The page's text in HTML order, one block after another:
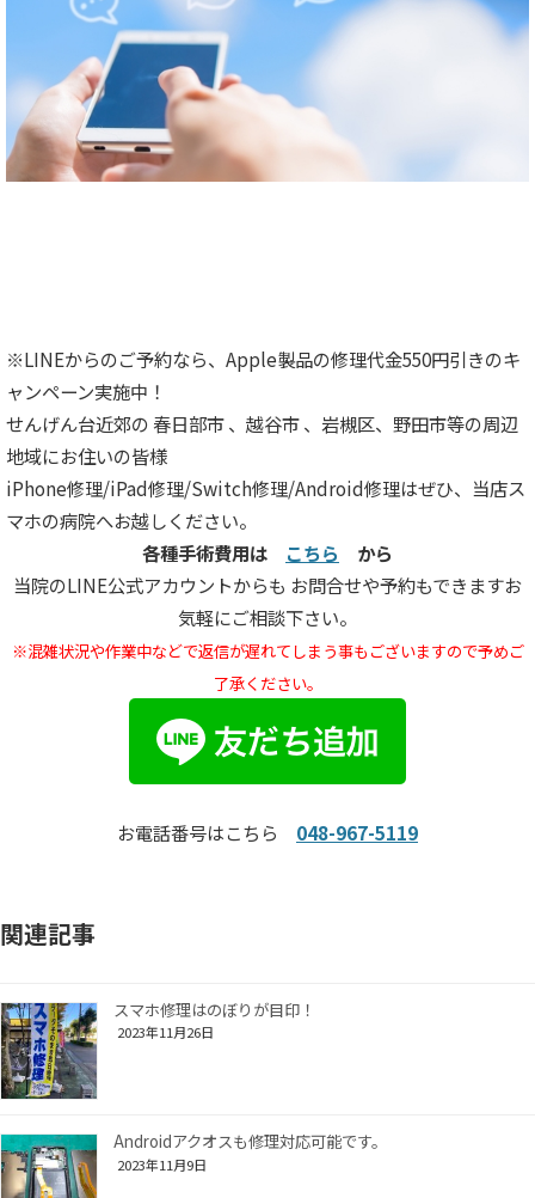
※LINEからのご予約なら、Apple製品の修理代金550円引きのキ
ャンペーン実施中！
せんげん台近郊の 春日部市 、越谷市 、岩槻区、野田市等の周辺
地域にお住いの皆様
iPhone修理/iPad修理/Switch修理/Android修理はぜひ、当店ス
マホの病院へお越しください。
各種手術費用は こちら から
当院のLINE公式アカウントからも お問合せや予約もできますお
気軽にご相談下さい。
※混雑状況や作業中などで返信が遅れてしまう事もございますので予めご
了承ください。
お電話番号はこちら 048-967-5119
関連記事
スマホ修理はのぼりが目印！
2023年11月26日
Androidアクオスも修理対応可能です。
2023年11月9日